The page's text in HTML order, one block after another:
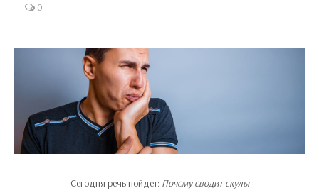
0
Сегодня речь пойдет: Почему сводит скулы